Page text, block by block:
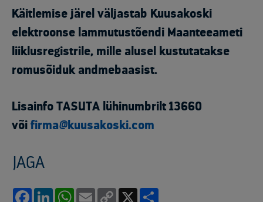
Käitlemise järel väljastab Kuusakoski
elektroonse lammutustõendi Maanteeameti
liiklusregistrile, mille alusel kustutatakse
romusõiduk andmebaasist.
Lisainfo TASUTA lühinumbrilt 13660
või firma@kuusakoski.com
JAGA
FacebookLinkedInWhatsApp
Email
Copy